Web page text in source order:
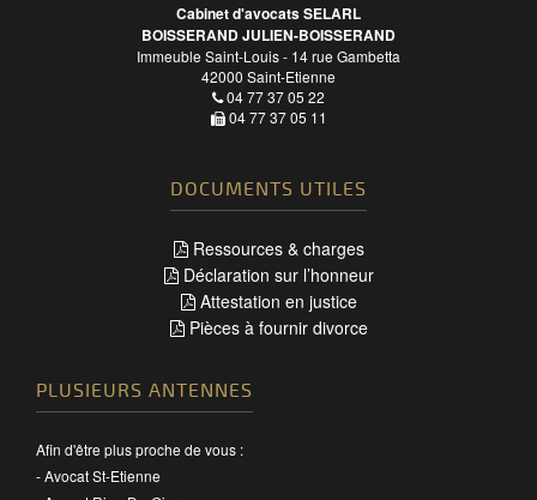
Cabinet d'avocats SELARL
BOISSERAND JULIEN-BOISSERAND
Immeuble Saint-Louis - 14 rue Gambetta
42000 Saint-Etienne
04 77 37 05 22
04 77 37 05 11
DOCUMENTS UTILES
Ressources & charges
Déclaration sur l’honneur
Attestation en justice
Pièces à fournir divorce
PLUSIEURS ANTENNES
Afin d'être plus proche de vous :
-Avocat St-Etienne